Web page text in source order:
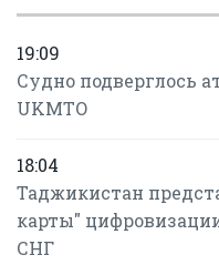
19:09
Судно подверглось
UKMTO
18:04
Таджикистан
карты"
СНГ